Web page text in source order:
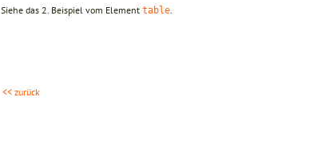
Siehe das 2. Beispiel vom Element table
<< zurück